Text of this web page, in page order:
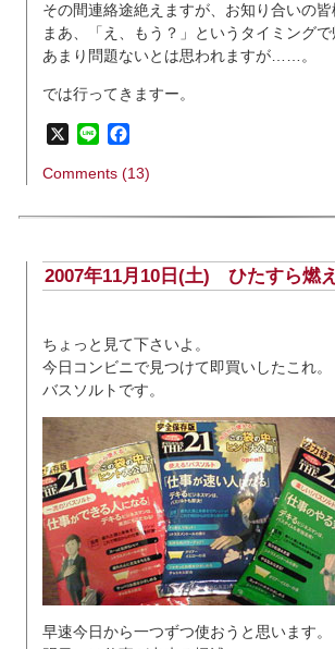
その間連絡途絶えますが、お知り合いの皆
まあ、「え、もう？」というタイミング
あまり問題ないとは思われますが……。
では行ってきますー。
X Line
Comments (13)
2007年11月10日(土) ひたすら燃
ちょっと見て下さいよ。
今日コンビニで見つけて即買いしたこれ。
バスソルトです。
早速今日から一つずつ使おうと思います。